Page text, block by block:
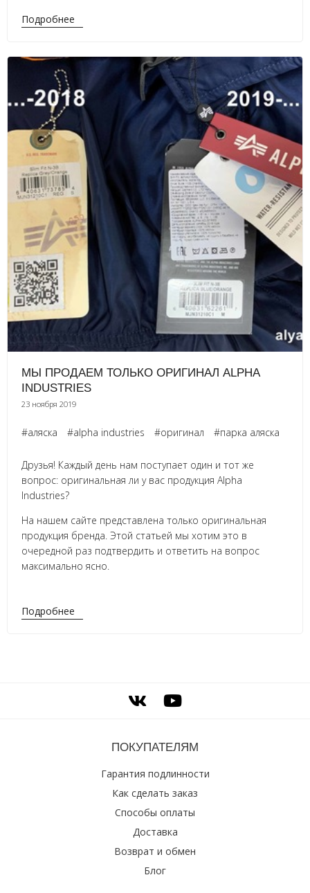
Подробнее
МЫ ПРОДАЕМ ТОЛЬКО ОРИГИНАЛ ALPHA
INDUSTRIES
23 ноября 2019
#аляска #alpha industries #оригинал #парка аляска
Друзья! Каждый день нам поступает один и тот же
вопрос: оригинальная ли у вас продукция Alpha
Industries?
На нашем сайте представлена только оригинальная
продукция бренда. Этой статьей мы хотим это в
очередной раз подтвердить и ответить на вопрос
максимально ясно.
Подробнее
ПОКУПАТЕЛЯМ
Гарантия подлинности
Как сделать заказ
Способы оплаты
Доставка
Возврат и обмен
Блог